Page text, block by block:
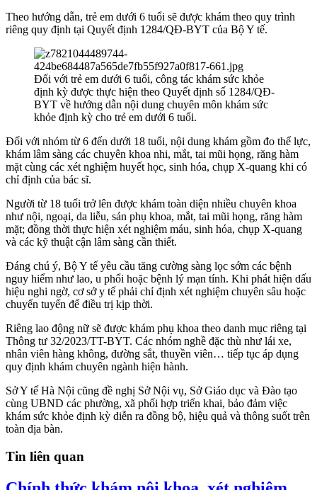
Theo hướng dẫn, trẻ em dưới 6 tuổi sẽ được khám theo quy trình
riêng quy định tại Quyết định 1284/QĐ-BYT của Bộ Y tế.
Đối với trẻ em dưới 6 tuổi, công tác khám sức khỏe
định kỳ được thực hiện theo Quyết định số 1284/QĐ-
BYT về hướng dẫn nội dung chuyên môn khám sức
khỏe định kỳ cho trẻ em dưới 6 tuổi.
Đối với nhóm từ 6 đến dưới 18 tuổi, nội dung khám gồm đo thể lực,
khám lâm sàng các chuyên khoa nhi, mắt, tai mũi họng, răng hàm
mặt cùng các xét nghiệm huyết học, sinh hóa, chụp X-quang khi có
chỉ định của bác sĩ.
Người từ 18 tuổi trở lên được khám toàn diện nhiều chuyên khoa
như nội, ngoại, da liễu, sản phụ khoa, mắt, tai mũi họng, răng hàm
mặt; đồng thời thực hiện xét nghiệm máu, sinh hóa, chụp X-quang
và các kỹ thuật cận lâm sàng cần thiết.
Đáng chú ý, Bộ Y tế yêu cầu tăng cường sàng lọc sớm các bệnh
nguy hiểm như lao, u phổi hoặc bệnh lý mạn tính. Khi phát hiện dấu
hiệu nghi ngờ, cơ sở y tế phải chỉ định xét nghiệm chuyên sâu hoặc
chuyển tuyến để điều trị kịp thời.
Riêng lao động nữ sẽ được khám phụ khoa theo danh mục riêng tại
Thông tư 32/2023/TT-BYT. Các nhóm nghề đặc thù như lái xe,
nhân viên hàng không, đường sắt, thuyền viên… tiếp tục áp dụng
quy định khám chuyên ngành hiện hành.
Sở Y tế Hà Nội cũng đề nghị Sở Nội vụ, Sở Giáo dục và Đào tạo
cùng UBND các phường, xã phối hợp triển khai, bảo đảm việc
khám sức khỏe định kỳ diễn ra đồng bộ, hiệu quả và thông suốt trên
toàn địa bàn.
Tin liên quan